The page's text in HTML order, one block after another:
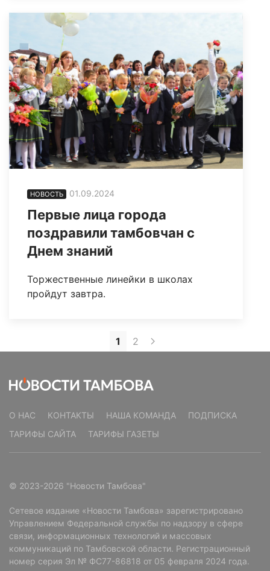
НОВОСТЬ 01.09.2024
Первые лица города
поздравили тамбовчан с
Днем знаний
Торжественные линейки в школах
пройдут завтра.
1 2
О НАС КОНТАКТЫ НАША КОМАНДА
ПОДПИСКА
ТАРИФЫ САЙТА
ТАРИФЫ ГАЗЕТЫ
© 2023-2026 "Новости Тамбова"
Сетевое издание «Новости Тамбова» зарегистрировано
Управлением Федеральной службы по надзору в сфере
связи, информационных технологий и массовых
коммуникаций по Тамбовской области. Регистрационный
номер серия Эл № ФС77-86818 от 05 февраля 2024 года.